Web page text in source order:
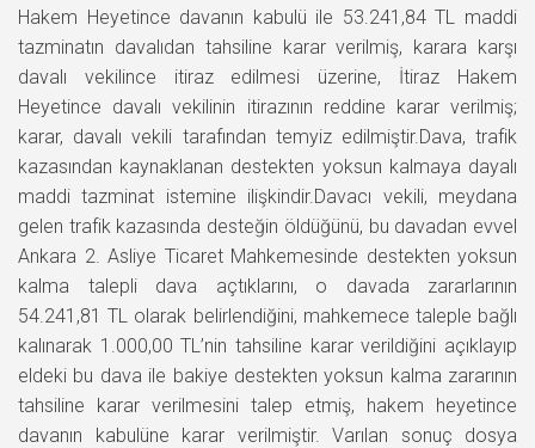
Hakem Heyetince davanın kabulü ile 53.241,84 TL maddi
tazminatın davalıdan tahsiline karar verilmiş, karara karşı
davalı vekilince itiraz edilmesi üzerine, İtiraz Hakem
Heyetince davalı vekilinin itirazının reddine karar verilmiş;
karar, davalı vekili tarafından temyiz edilmiştir.Dava, trafik
kazasından kaynaklanan destekten yoksun kalmaya dayalı
maddi tazminat istemine ilişkindir.Davacı vekili, meydana
gelen trafik kazasında desteğin öldüğünü, bu davadan evvel
Ankara 2. Asliye Ticaret Mahkemesinde destekten yoksun
kalma talepli dava açtıklarını, o davada zararlarının
54.241,81 TL olarak belirlendiğini, mahkemece taleple bağlı
kalınarak 1.000,00 TL’nin tahsiline karar verildiğini açıklayıp
eldeki bu dava ile bakiye destekten yoksun kalma zararının
tahsiline karar verilmesini talep etmiş, hakem heyetince
davanın kabulüne karar verilmiştir. Varılan sonuç dosya